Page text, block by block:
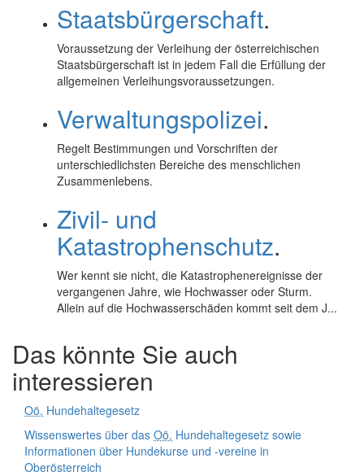
Staatsbürgerschaft.
Voraussetzung der Verleihung der österreichischen
Staatsbürgerschaft ist in jedem Fall die Erfüllung der
allgemeinen Verleihungsvoraussetzungen.
Verwaltungspolizei.
Regelt Bestimmungen und Vorschriften der
unterschiedlichsten Bereiche des menschlichen
Zusammenlebens.
Zivil- und
Katastrophenschutz.
Wer kennt sie nicht, die Katastrophenereignisse der
vergangenen Jahre, wie Hochwasser oder Sturm.
Allein auf die Hochwasserschäden kommt seit dem J...
Das könnte Sie auch
interessieren
Oö. Hundehaltegesetz
Wissenswertes über das Oö. Hundehaltegesetz sowie
Informationen über Hundekurse und -vereine in
Oberösterreich